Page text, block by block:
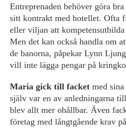
Entreprenaden behöver göra
sitt kontrakt med hotellet. Ofta
eller viljan att kompetens­utbilda
Men det kan också handla om
de banorna, påpekar Lynn
vill inte lägga pengar på
Maria gick till facket med
själv var en av anledningarna
blev allt mer ohållbar. Även
företag med långtgående krav